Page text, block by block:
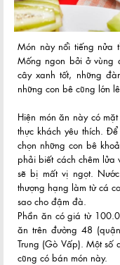
Món này nổi tiếng nửa
Mống ngon bởi ở vùng
cây xanh tốt, những
những con bê cũng lớn
Hiện món ăn này có
thực khách yêu thích.
chọn những con bê
phải biết cách chêm
sẽ bị mất vị ngọt.
thượng hạng làm từ cá
sao cho đậm đà.
Phần ăn có giá từ
ăn trên đường 48
Trung (Gò Vấp). Một số
cũng có bán món này.